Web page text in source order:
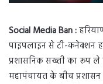
Social Media Ban :
पाइपलाइन से टी-कनेक्शन
प्रशासनिक सख्ती का रूप ले
महापंचायत के बीच